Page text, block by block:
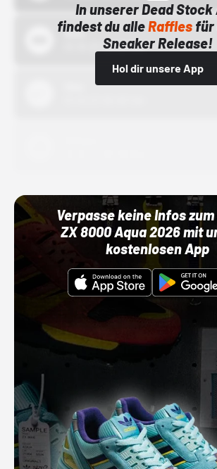
In unserer Dead Stock
findest du alleRafflesfür
Sneaker Release!
Hol dir unsere App
Bstn
01.10.22 00:00 Uhr
Verpasse keine Infos
ZX 8000 Aqua 2026 mit
kostenlosen App